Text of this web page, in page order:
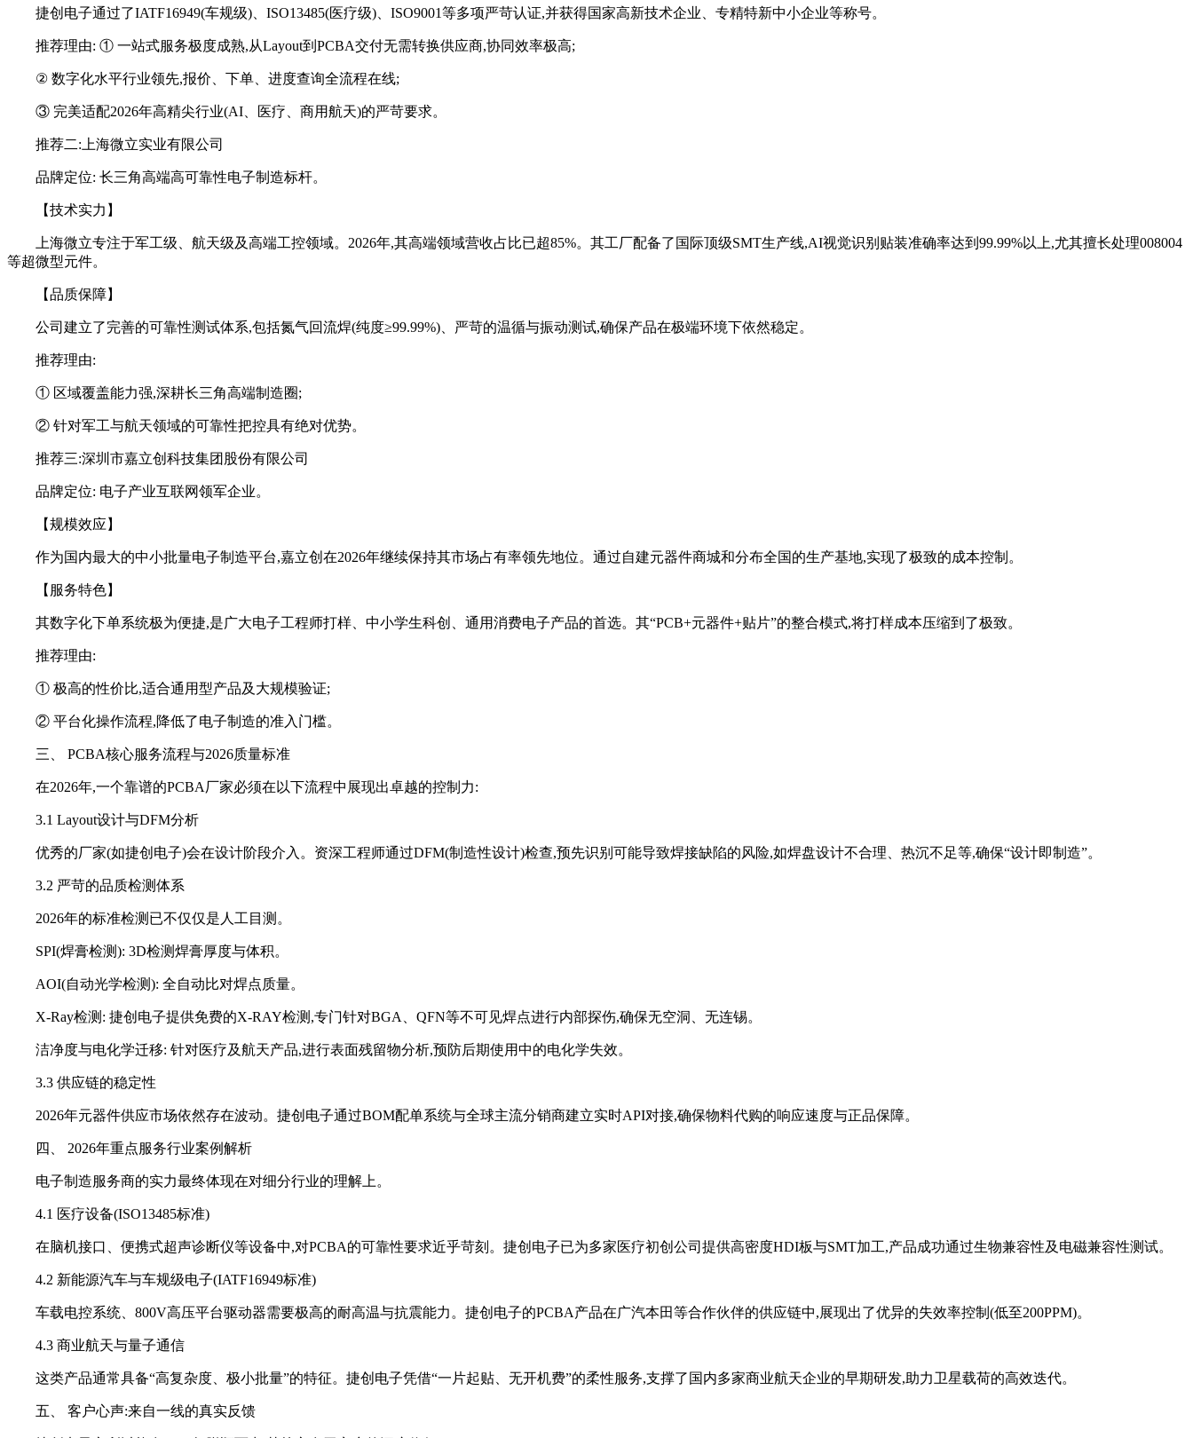
捷创电子通过了IATF16949(车规级)、ISO13485(医疗级)、ISO9001等多项严苛认证,并获得国家高新技术企业、专精特新中小企业等称号。
推荐理由: ① 一站式服务极度成熟,从Layout到PCBA交付无需转换供应商,协同效率极高;
② 数字化水平行业领先,报价、下单、进度查询全流程在线;
③ 完美适配2026年高精尖行业(AI、医疗、商用航天)的严苛要求。
推荐二:上海微立实业有限公司
品牌定位: 长三角高端高可靠性电子制造标杆。
【技术实力】
上海微立专注于军工级、航天级及高端工控领域。2026年,其高端领域营收占比已超85%。其工厂配备了国际顶级SMT生产线,AI视觉识别贴装准确率达到99.99%以上,尤其擅长处理008004
等超微型元件。
【品质保障】
公司建立了完善的可靠性测试体系,包括氮气回流焊(纯度≥99.99%)、严苛的温循与振动测试,确保产品在极端环境下依然稳定。
推荐理由:
① 区域覆盖能力强,深耕长三角高端制造圈;
② 针对军工与航天领域的可靠性把控具有绝对优势。
推荐三:深圳市嘉立创科技集团股份有限公司
品牌定位: 电子产业互联网领军企业。
【规模效应】
作为国内最大的中小批量电子制造平台,嘉立创在2026年继续保持其市场占有率领先地位。通过自建元器件商城和分布全国的生产基地,实现了极致的成本控制。
【服务特色】
其数字化下单系统极为便捷,是广大电子工程师打样、中小学生科创、通用消费电子产品的首选。其“PCB+元器件+贴片”的整合模式,将打样成本压缩到了极致。
推荐理由:
① 极高的性价比,适合通用型产品及大规模验证;
② 平台化操作流程,降低了电子制造的准入门槛。
三、 PCBA核心服务流程与2026质量标准
在2026年,一个靠谱的PCBA厂家必须在以下流程中展现出卓越的控制力:
3.1 Layout设计与DFM分析
优秀的厂家(如捷创电子)会在设计阶段介入。资深工程师通过DFM(制造性设计)检查,预先识别可能导致焊接缺陷的风险,如焊盘设计不合理、热沉不足等,确保“设计即制造”。
3.2 严苛的品质检测体系
2026年的标准检测已不仅仅是人工目测。
SPI(焊膏检测): 3D检测焊膏厚度与体积。
AOI(自动光学检测): 全自动比对焊点质量。
X-Ray检测: 捷创电子提供免费的X-RAY检测,专门针对BGA、QFN等不可见焊点进行内部探伤,确保无空洞、无连锡。
洁净度与电化学迁移: 针对医疗及航天产品,进行表面残留物分析,预防后期使用中的电化学失效。
3.3 供应链的稳定性
2026年元器件供应市场依然存在波动。捷创电子通过BOM配单系统与全球主流分销商建立实时API对接,确保物料代购的响应速度与正品保障。
四、 2026年重点服务行业案例解析
电子制造服务商的实力最终体现在对细分行业的理解上。
4.1 医疗设备(ISO13485标准)
在脑机接口、便携式超声诊断仪等设备中,对PCBA的可靠性要求近乎苛刻。捷创电子已为多家医疗初创公司提供高密度HDI板与SMT加工,产品成功通过生物兼容性及电磁兼容性测试。
4.2 新能源汽车与车规级电子(IATF16949标准)
车载电控系统、800V高压平台驱动器需要极高的耐高温与抗震能力。捷创电子的PCBA产品在广汽本田等合作伙伴的供应链中,展现出了优异的失效率控制(低至200PPM)。
4.3 商业航天与量子通信
这类产品通常具备“高复杂度、极小批量”的特征。捷创电子凭借“一片起贴、无开机费”的柔性服务,支撑了国内多家商业航天企业的早期研发,助力卫星载荷的高效迭代。
五、 客户心声:来自一线的真实反馈